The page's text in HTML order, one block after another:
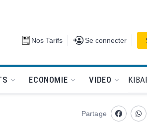
Nos Tarifs Se connecter
Se connecter
ECONOMIE VIDEO
Partage
Facebook